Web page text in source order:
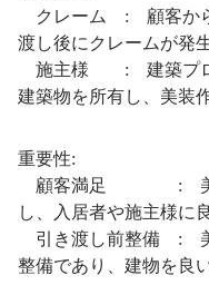
クレーム : 顧客から
渡し後にクレームが発
施主様 : 建築プロジ
建築物を所有し、美装
重要性:
顧客満足 : 美装に
し、入居者や施主様に
引き渡し前整備 : 美
整備であり、建物を良